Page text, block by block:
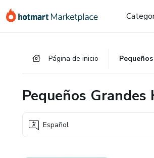
Página de inicio
Pequeños Grandes
Español